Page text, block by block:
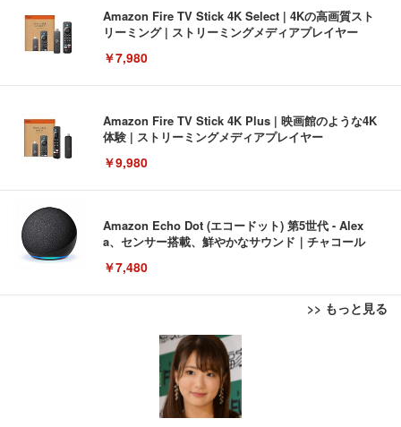
Amazon Fire TV Stick 4K Select | 4Kの高画質スト
リーミング | ストリーミングメディアプレイヤー
￥7,980
Amazon Fire TV Stick 4K Plus | 映画館のような4K
体験 | ストリーミングメディアプレイヤー
￥9,980
Amazon Echo Dot (エコードット) 第5世代 - Alex
a、センサー搭載、鮮やかなサウンド｜チャコール
￥7,480
>> もっと見る
[EdoErgo] オフィスチェア 椅子 テレワーク 疲れな
い 跳ね上げ式アームレスト コンパクト 約105度ロッ
キング pc 事務椅子 360度回転 座面昇降 強化ナイロ
ン樹脂ベース 通気性メッシュ 在宅ワーク H-WY01
(黒網+黒枠+黒足)
EIZO ビジネス向けプレミアムモニター | FlexScan
EV3240X-WT | 31.5型4K UHD・USB Type-C・ホワ
￥105,595
Amazonベーシック ペットシーツ 薄型 レギュラー 1
回使い捨て 無香料 ホワイト 300枚